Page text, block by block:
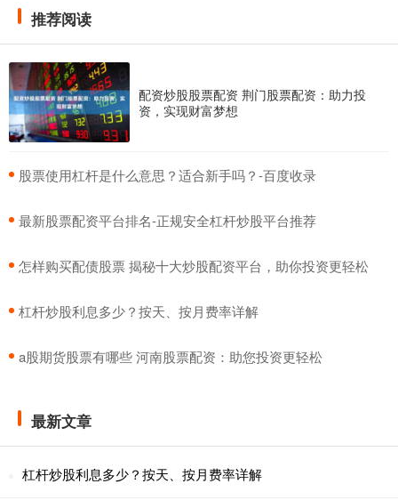
推荐阅读
配资炒股股票配资 荆门股票配资：助力投
资，实现财富梦想
​股票使用杠杆是什么意思？适合新手吗？-百度收录
​最新股票配资平台排名-正规安全杠杆炒股平台推荐
​怎样购买配债股票 揭秘十大炒股配资平台，助你投资更轻松
​杠杆炒股利息多少？按天、按月费率详解
​a股期货股票有哪些 河南股票配资：助您投资更轻松
最新文章
杠杆炒股利息多少？按天、按月费率详解